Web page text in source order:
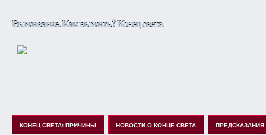
Выживание. Как выжить? Конец света.
КОНЕЦ СВЕТА: ПРИЧИНЫ НОВОСТИ О КОНЦЕ СВЕТА ПРЕДСКАЗАНИЯ